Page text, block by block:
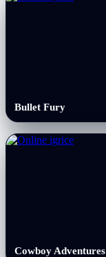
Bullet Fury
Cowboy Adventures